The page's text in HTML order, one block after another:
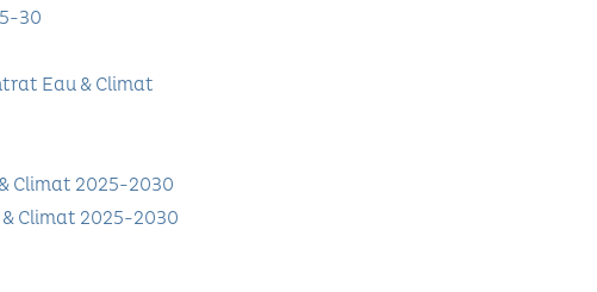
30
Eau & Climat
Climat 2025-2030
Climat 2025-2030